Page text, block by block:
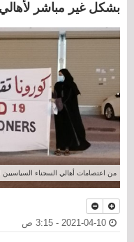
بشكل غير مباشر
من اعتصامات أهالي السجناء السياسيين اليوم 9